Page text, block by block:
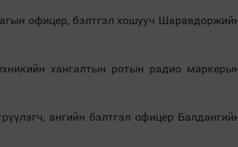
офицер, бэлтгэл хошууч
хангалтын ротын радио
ангийн бэлтгэл офицер